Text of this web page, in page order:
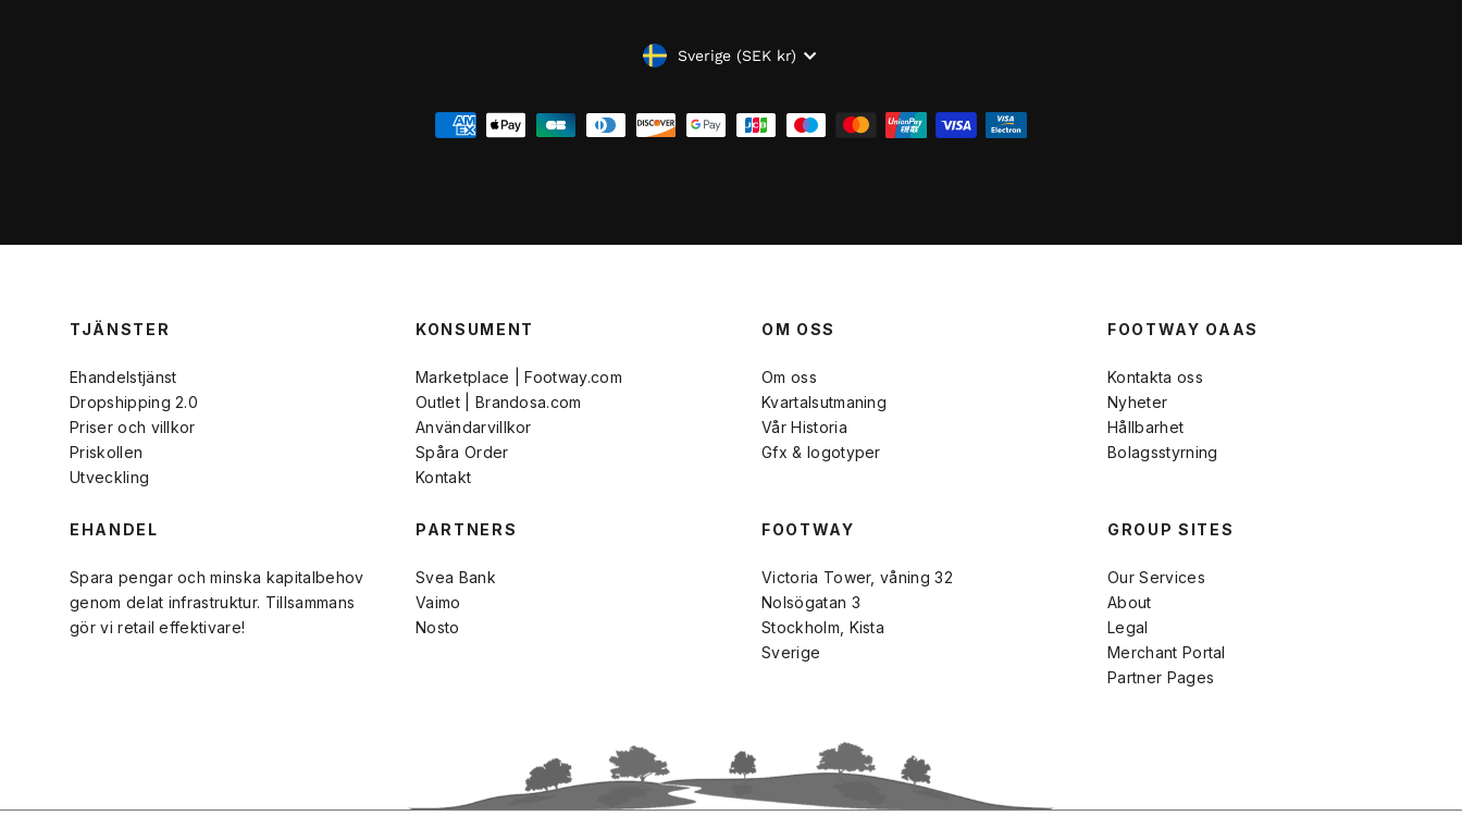
VALUTA
Sverige (SEK kr)
TJÄNSTER
Ehandelstjänst
Dropshipping 2.0
Priser och villkor
Priskollen
Utveckling
KONSUMENT
Marketplace | Footway.com
Outlet | Brandosa.com
Användarvillkor
Spåra Order
Kontakt
OM OSS
Om oss
Kvartalsutmaning
Vår Historia
Gfx & logotyper
FOOTWAY OAAS
Kontakta oss
Nyheter
Hållbarhet
Bolagsstyrning
EHANDEL
Spara pengar och minska kapitalbehov
genom delat infrastruktur. Tillsammans
gör vi retail effektivare!
PARTNERS
Svea Bank
Vaimo
Nosto
FOOTWAY
Victoria Tower, våning 32
Nolsögatan 3
Stockholm, Kista
Sverige
GROUP SITES
Our Services
About
Legal
Merchant Portal
Partner Pages